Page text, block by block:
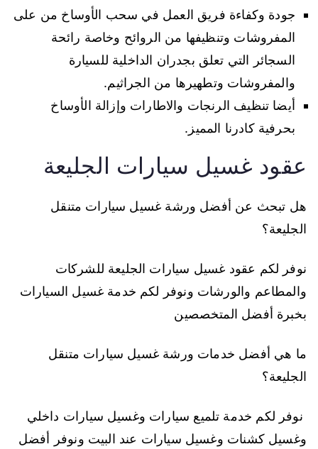
جودة وكفاءة فريق العمل في سحب الأوساخ من على
المفروشات وتنظيفها من الروائح وخاصة رائحة
السجائر التي تعلق بجدران الداخلية للسيارة
والمفروشات وتطهيرها من الجراثيم.
أيضا تنظيف الرنجات والاطارات وإزالة الأوساخ
بحرفية كادرنا المميز.
عقود غسيل سيارات الجليعة
هل تبحث عن أفضل ورشة غسيل سيارات متنقل
الجليعة؟
نوفر لكم عقود غسيل سيارات الجليعة للشركات
والمطاعم والورشات ونوفر لكم خدمة غسيل السيارات
بخبرة أفضل المتخصصين
ما هي أفضل خدمات ورشة غسيل سيارات متنقل
الجليعة؟
نوفر لكم خدمة تلميع سيارات وغسيل سيارات داخلي
وغسيل كشنات وغسيل سيارات عند البيت ونوفر أفضل